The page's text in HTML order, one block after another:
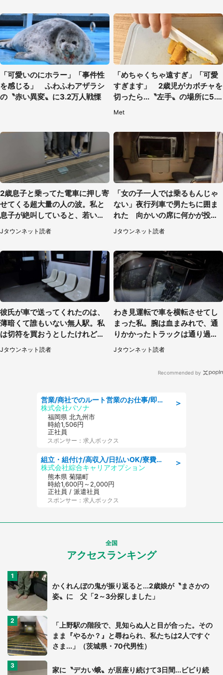
「可愛いのにホラー」「事件性
を感じる」 ふわふわアザラシ
の〝赤い異変〟に3.2万人戦慄
「めちゃくちゃ遠すぎ」「可愛
すぎます」 2歳児がカボチャを
切ったら...〝左手〟の場所に5.3
万人もん絶
Met
2歳息子と乗ってた電車に押し寄
せてくる超大量の人の波。私と
息子が絶叫していると、若いカ
ップルの乗客が...（東京都・60
代女性）
Jタウンネット読者
「女の子一人では乗るもんじゃ
ない」夜行列車で男たちに囲ま
れた 向かいの席に何かが投げ
られて（秋田県・60代女性）
Jタウンネット読者
彼氏が車で送ってくれたのは、
薄暗くて誰もいない無人駅。私
は切符を買おうとしたけれど
（山形県・20代女性）
Jタウンネット読者
わき見運転で車を横転させてし
まった私。腕は血まみれで、通
りかかったトラックは通り過ぎ
ていき...（福岡県・30代女性）
Jタウンネット読者
Recommended by
＞
営業/商社でのルート営業のお仕事/即日勤務可/車通勤可/営業
株式会社パソナ
福岡県 北九州市
時給1,506円
正社員
スポンサー：求人ボックス
＞
組立・組付け/高収入/日払いOK/寮費無料/交替制/20・30・40代活躍中
株式会社綜合キャリアオプション
熊本県 菊陽町
時給1,600円～2,000円
正社員 / 派遣社員
スポンサー：求人ボックス
全国
アクセスランキング
かくれんぼの鬼が振り返ると...2歳娘が〝まさかの
姿〟に 父「2～3分探しました」
「上野駅の階段で、見知らぬ人と目が合った。その
まま『やるか？』と尋ねられ、私たちは2人ですぐ
さま...」（茨城県・70代男性）
家に〝デカい蛾〟が居座り続けて3日間...ビビり続